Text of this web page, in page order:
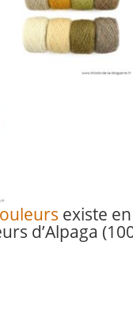
existe
d’Alpaga